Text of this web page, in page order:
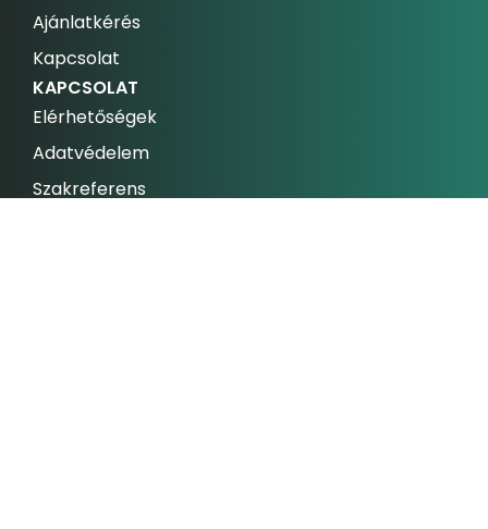
Ajánlatkérés
Kapcsolat
KAPCSOLAT
Elérhetőségek
Adatvédelem
Szakreferens